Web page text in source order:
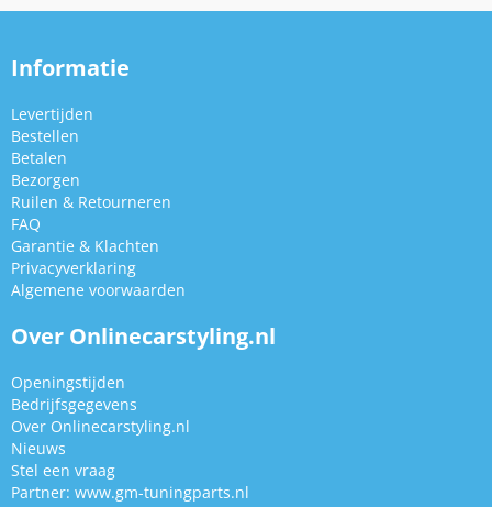
Informatie
Levertijden
Bestellen
Betalen
Bezorgen
Ruilen & Retourneren
FAQ
Garantie & Klachten
Privacyverklaring
Algemene voorwaarden
Over Onlinecarstyling.nl
Openingstijden
Bedrijfsgegevens
Over Onlinecarstyling.nl
Nieuws
Stel een vraag
Partner: www.gm-tuningparts.nl